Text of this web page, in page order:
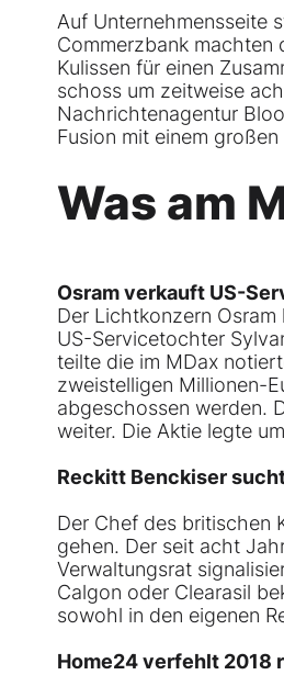
Auf Unternehmensseite
Commerzbank machten
Kulissen für einen
schoss um zeitweise
Nachrichtenagentur
Fusion mit einem
Was am
Osram verkauft US-
Der Lichtkonzern
US-Servicetochter
teilte die im MDax
zweistelligen Millionen-
abgeschossen werden.
weiter. Die Aktie legte
Reckitt Benckiser
Der Chef des britischen
gehen. Der seit acht
Verwaltungsrat
Calgon oder Clearasil
sowohl in den eigenen
Home24 verfehlt 2018